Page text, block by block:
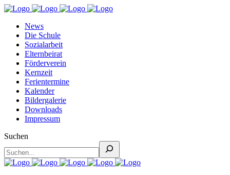
News
Die Schule
Sozialarbeit
Elternbeirat
Förderverein
Kernzeit
Ferientermine
Kalender
Bildergalerie
Downloads
Impressum
Suchen